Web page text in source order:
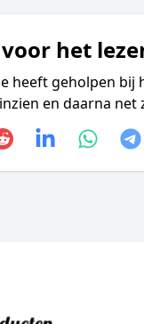
het
heeft geholpen
en daarna
linkedin